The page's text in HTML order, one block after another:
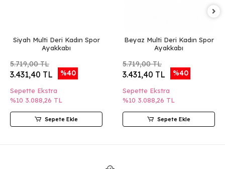
Siyah Multi Deri Kadın Spor
Ayakkabı
5.719,00 TL
3.431,40 TL %40
Sepette Ekstra
%10 3.088,26 TL
Sepete Ekle
Beyaz Multi Deri Kadın Spor
Ayakkabı
5.719,00 TL
3.431,40 TL %40
Sepette Ekstra
%10 3.088,26 TL
Sepete Ekle